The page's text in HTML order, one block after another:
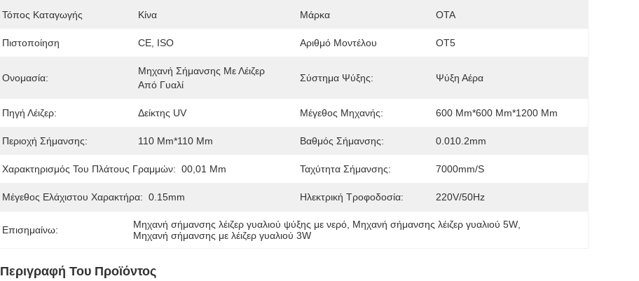
Τόπος Καταγωγής Κίνα Μάρκα OTA
Πιστοποίηση CE, ISO Αριθμό Μοντέλου ΟΤ5
Ονομασία:
Μηχανή Σήμανσης Με Λέιζερ
Από Γυαλί
Σύστημα Ψύξης: Ψύξη Αέρα
Πηγή Λέιζερ: Δείκτης UV Μέγεθος Μηχανής: 600 Mm*600 Mm*1200 Mm
Περιοχή Σήμανσης: 110 Mm*110 Mm Βαθμός Σήμανσης: 0.010.2mm
Χαρακτηρισμός Του Πλάτους Γραμμών: 00,01 Mm Ταχύτητα Σήμανσης: 7000mm/s
Μέγεθος Ελάχιστου Χαρακτήρα: 0.15mm Ηλεκτρική Τροφοδοσία: 220V/50Hz
Επισημαίνω: Μηχανή σήμανσης λέιζερ γυαλιού ψύξης με νερό Μηχανή σήμανσης λέιζερ γυαλιού 5W
Μηχανή σήμανσης με λέιζερ γυαλιού 3W
Περιγραφή Του Προϊόντος